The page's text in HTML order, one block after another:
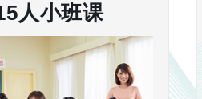
人小班课